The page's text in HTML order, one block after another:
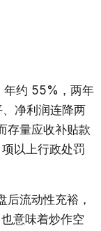
约 55%，两年
净利润连降两
量应收补贴款
以上行政处罚
后流动性充裕，
意味着炒作空